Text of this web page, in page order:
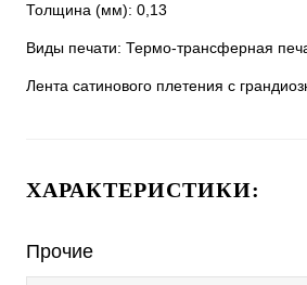
Толщина (мм): 0,13
Виды печати: Термо-трансферная
Лента сатинового плетения с
ХАРАКТЕРИСТИКИ:
Прочие